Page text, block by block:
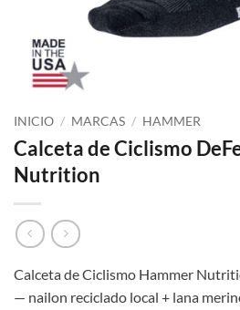
INICIO / MARCAS / HAMMER
Calceta de Ciclismo
Nutrition
Calceta de Ciclismo Hammer
— nailon reciclado local + lana